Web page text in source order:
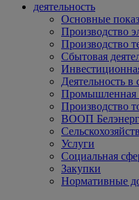
деятельность
Основные
Производство
Производство
Сбытовая
Деятельность
Промышленная
Производство
ВООП
Услуги
Социальная
Закупки
Нормативные